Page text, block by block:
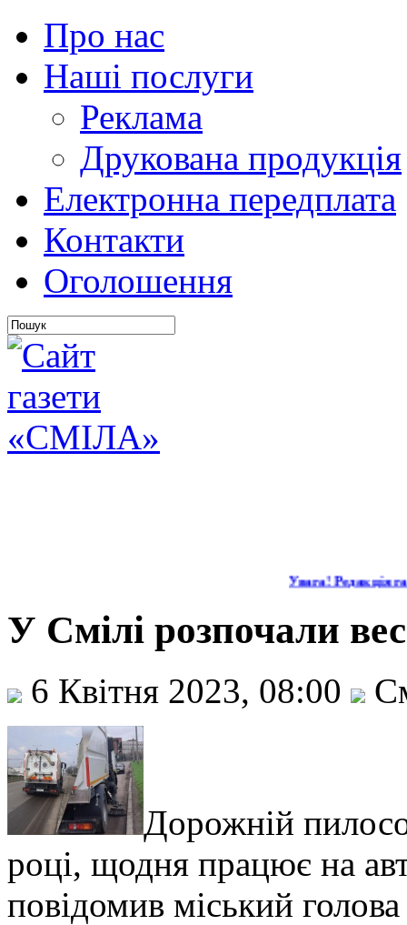
Про нас
Наші послуги
Реклама
Друкована продукція
Електронна передплата
Контакти
Оголошення
Увага! Редакція
У Смілі розпочали
6 Квітня 2023, 08:00
Дорожній
році, щодня працює на
повідомив міський